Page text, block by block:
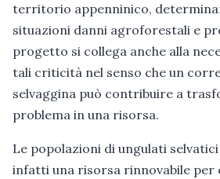
territorio appenninico,
situazioni danni agroforestali e
progetto si collega anche alla
tali criticità nel senso che un
selvaggina può contribuire a
problema in una risorsa.
Le popolazioni di ungulati
infatti una risorsa rinnovabile per